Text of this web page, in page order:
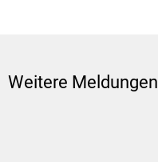
Weitere Meldungen